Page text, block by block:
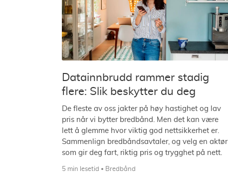
Datainnbrudd rammer stadig
flere: Slik beskytter du deg
De fleste av oss jakter på høy hastighet og lav
pris når vi bytter bredbånd. Men det kan være
lett å glemme hvor viktig god nettsikkerhet er.
Sammenlign bredbåndsavtaler, og velg en aktør
som gir deg fart, riktig pris og trygghet på nett.
5 min lesetid Bredbånd